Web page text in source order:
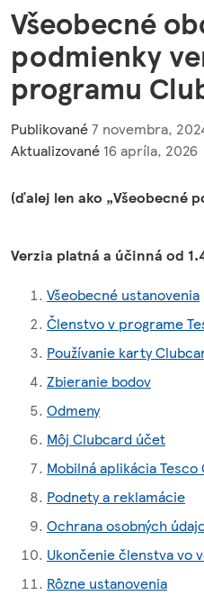
Všeobecné
podmienky
programu
Publikované7 novembra,
Aktualizované 16 apríla, 2026
(ďalej len ako „Všeobecné
Verzia platná a účinná od
Všeobecné ustanovenia
Členstvo v programe
Používanie karty
Zbieranie bodov
Odmeny
Môj Clubcard účet
Mobilná aplikácia
Podnety a reklamácie
Ochrana osobných
Ukončenie členstva vo
Rôzne ustanovenia